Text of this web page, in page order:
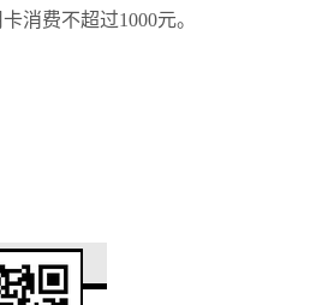
消费不超过1000元。